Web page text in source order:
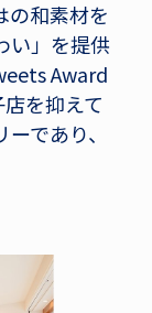
の和素材を
い」を提供
Award
を抑えて
であり、